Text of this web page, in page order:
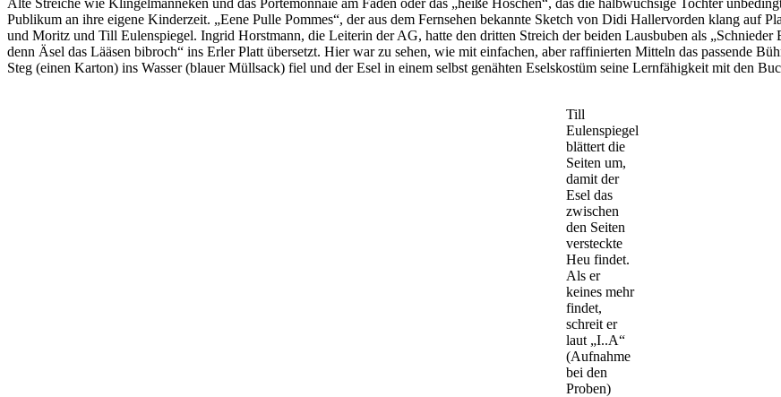
Publikum an ihre eigene Kinderzeit. „Eene Pulle Pommes“, der aus dem Fernsehen bekannte Sketch von Didi Hallervorden klang auf
und Moritz und Till Eulenspiegel. Ingrid Horstmann, die Leiterin der AG, hatte den dritten Streich der beiden Lausbuben als „Schnieder
denn Äsel das Lääsen bibroch“ ins Erler Platt übersetzt. Hier war zu sehen, wie mit einfachen, aber raffinierten Mitteln das passende
Steg (einen Karton) ins Wasser (blauer Müllsack) fiel und der Esel in einem selbst genähten Eselskostüm seine Lernfähigkeit mit den
Till
Eulenspiegel
blättert die
Seiten um,
damit der
Esel das
zwischen
den Seiten
versteckte
Heu findet.
Als er
keines mehr
findet,
schreit er
laut „I..A“
(Aufnahme
bei den
Proben)